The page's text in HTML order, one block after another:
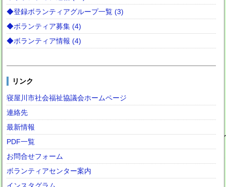
◆登録ボランティアグループ一覧 (3)
◆ボランティア募集 (4)
◆ボランティア情報 (4)
リンク
寝屋川市社会福祉協議会ホームページ
連絡先
最新情報
PDF一覧
お問合せフォーム
ボランティアセンター案内
インスタグラム